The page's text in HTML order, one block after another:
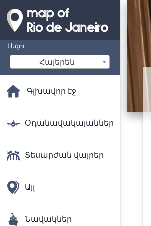
Լեզու
Հայերեն
Գլխավոր էջ
Օդանավակայաններ
Տեսարժան վայրեր
Այլ
Նավակներ